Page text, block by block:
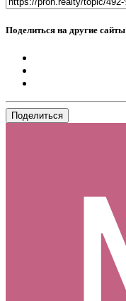
Поделиться на другие сайты
Поделиться